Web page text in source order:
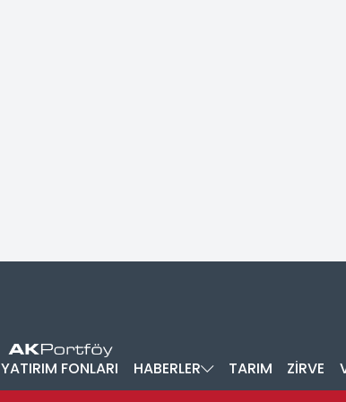
YATIRIM FONLARI HABERLER TARIM ZİRVE